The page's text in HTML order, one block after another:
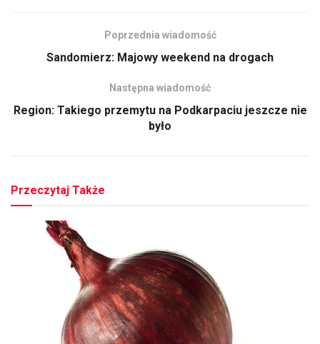
Poprzednia wiadomość
Sandomierz: Majowy weekend na drogach
Następna wiadomość
Region: Takiego przemytu na Podkarpaciu jeszcze nie
było
Przeczytaj Także